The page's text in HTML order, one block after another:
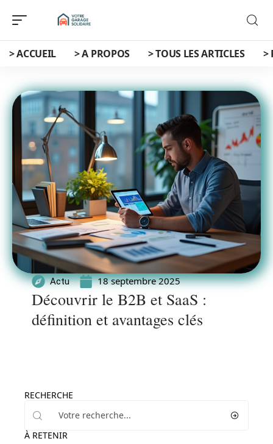
> ACCUEIL > A PROPOS > TOUS LES ARTICLES >
Actu 18 septembre 2025
Découvrir le B2B et SaaS :
définition et avantages clés
RECHERCHE
À RETENIR